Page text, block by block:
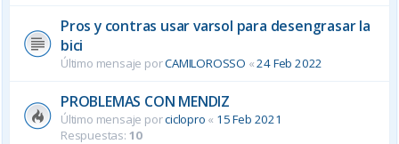
Pros y contras usar varsol para desengrasar la
bici
Último mensaje porCAMILOROSSO «24 Feb 2022
PROBLEMAS CON MENDIZ
Último mensaje porciclopro « 15 Feb 2021
Respuestas: 10